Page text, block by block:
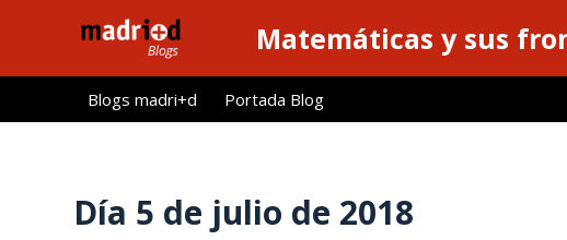
l
Matemáticas y sus
Blogs madri+d Portada Blog
Día 5 de julio de 2018